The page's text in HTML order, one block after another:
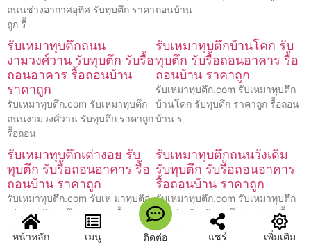
ถนนช่างอากาศอุทิศ รับทุบตึก ราคา
ถูก รื้
ถอนบ้าน
รับเหมาทุบตึกถนน
งามวงศ์วาน รับทุบตึก รับรื้อ
ถอนอาคาร รื้อถอนบ้าน
ราคาถูก
รับเหมาทุบตึก.com รับเหมาทุบตึก
ถนนงามวงศ์วาน รับทุบตึก ราคาถูก
รื้อถอน
รับเหมาทุบตึกบ้านโคก รับ
ทุบตึก รับรื้อถอนอาคาร รื้อ
ถอนบ้าน ราคาถูก
รับเหมาทุบตึก.com รับเหมาทุบตึก
บ้านโคก รับทุบตึก ราคาถูก รื้อถอน
บ้าน ร
รับเหมาทุบตึกเต่างอย รับ
ทุบตึก รับรื้อถอนอาคาร รื้อ
ถอนบ้าน ราคาถูก
รับเหมาทุบตึก.com รับเห มาทุบตึก
เต่างอย รับทุบตึก ราคาถูก รื้อถอน
บ้าน
รับเหมาทุบตึกถนนวังเดิม
รับทุบตึก รับรื้อถอนอาคาร
รื้อถอนบ้าน ราคาถูก
รับเหมาทุบตึก.com รับเหมาทุบตึก
ถนนวังเดิม รับทุบตึก ราคาถูก รื้อ
ถอนบ้า
หน้าหลัก เมนู ติดต่อ แชร์ เพิ่มเติม